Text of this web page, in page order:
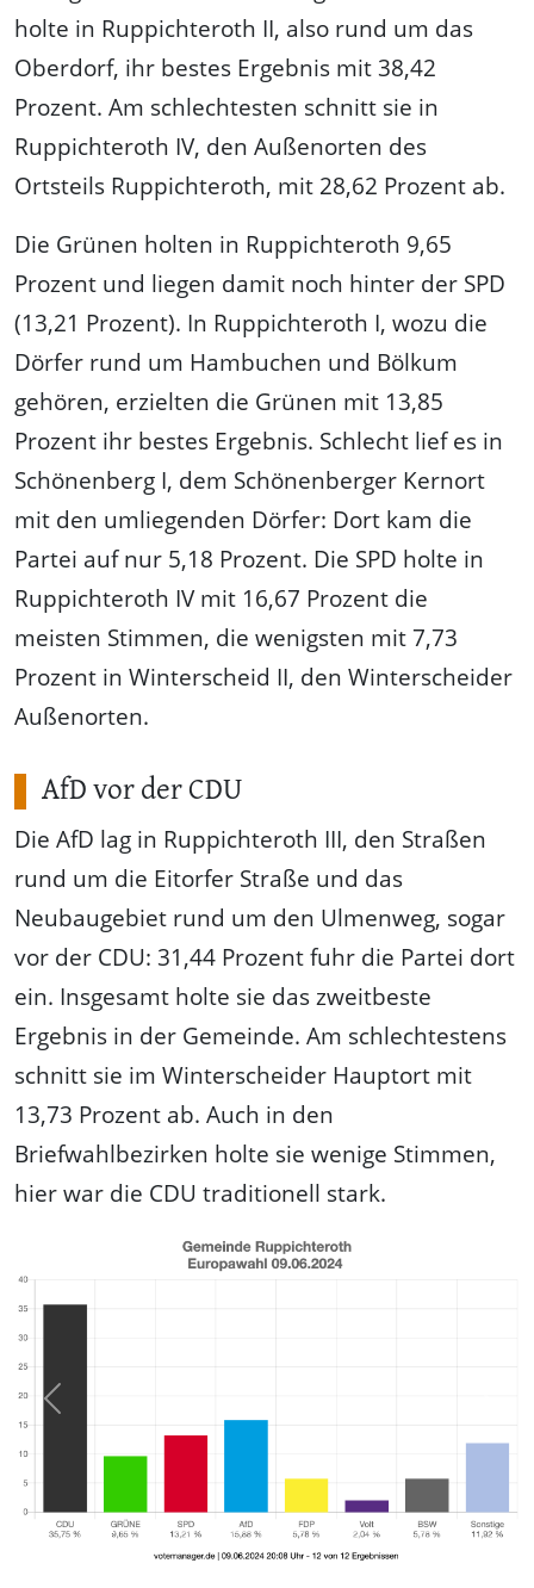
holte in Ruppichteroth II, also rund um das
Oberdorf, ihr bestes Ergebnis mit 38,42
Prozent. Am schlechtesten schnitt sie in
Ruppichteroth IV, den Außenorten des
Ortsteils Ruppichteroth, mit 28,62 Prozent ab.
Die Grünen holten in Ruppichteroth 9,65
Prozent und liegen damit noch hinter der SPD
(13,21 Prozent). In Ruppichteroth I, wozu die
Dörfer rund um Hambuchen und Bölkum
gehören, erzielten die Grünen mit 13,85
Prozent ihr bestes Ergebnis. Schlecht lief es in
Schönenberg I, dem Schönenberger Kernort
mit den umliegenden Dörfer: Dort kam die
Partei auf nur 5,18 Prozent. Die SPD holte in
Ruppichteroth IV mit 16,67 Prozent die
meisten Stimmen, die wenigsten mit 7,73
Prozent in Winterscheid II, den Winterscheider
Außenorten.
AfD vor der CDU
Die AfD lag in Ruppichteroth III, den Straßen
rund um die Eitorfer Straße und das
Neubaugebiet rund um den Ulmenweg, sogar
vor der CDU: 31,44 Prozent fuhr die Partei dort
ein. Insgesamt holte sie das zweitbeste
Ergebnis in der Gemeinde. Am schlechtestens
schnitt sie im Winterscheider Hauptort mit
13,73 Prozent ab. Auch in den
Briefwahlbezirken holte sie wenige Stimmen,
hier war die CDU traditionell stark.
Previous